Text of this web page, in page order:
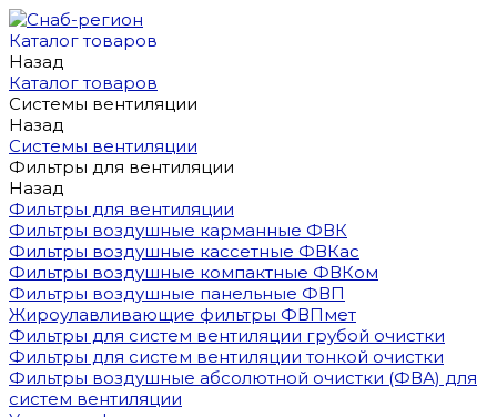
Каталог товаров
Назад
Каталог товаров
Системы вентиляции
Назад
Системы вентиляции
Фильтры для вентиляции
Назад
Фильтры для вентиляции
Фильтры воздушные карманные ФВК
Фильтры воздушные кассетные ФВКас
Фильтры воздушные компактные ФВКом
Фильтры воздушные панельные ФВП
Жироулавливающие фильтры ФВПмет
Фильтры для систем вентиляции грубой очистки
Фильтры для систем вентиляции тонкой очистки
Фильтры воздушные абсолютной очистки (ФВА) для
систем вентиляции